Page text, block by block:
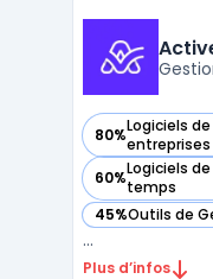
80%Logiciels
entreprises
— voir
60%Logiciels
temps
— voir
45%Outils de
— voir
...
Plus d’infos